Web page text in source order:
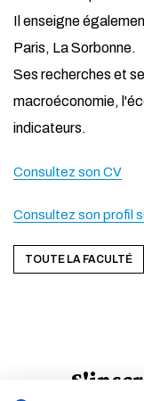
Il enseigne
Paris, La Sorbonne.
Ses recherches et
macroéconomie,
indicateurs.
Consultez son CV
Consultez son profil
TOUTE LA FACULTÉ